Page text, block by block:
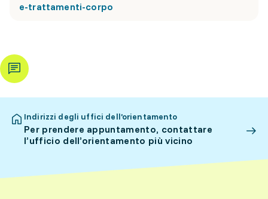
e-trattamenti-corpo
Indirizzi degli uffici dell’orientamento
Per prendere appuntamento, contattare
l’ufficio dell’orientamento più vicino